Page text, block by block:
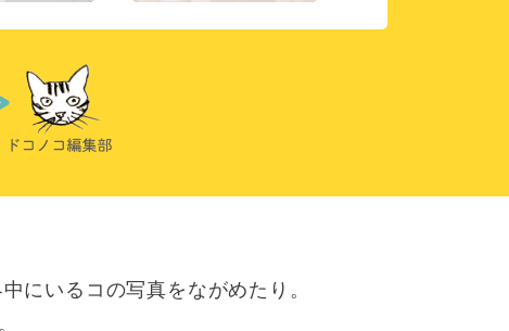
にいるコの写真をながめたり。